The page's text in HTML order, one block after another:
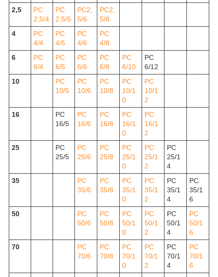
2,5
РС
2,5/4
РС
2,5/5
РС2,
5/6
РС2,
5/8
4
РС
4/4
РС
4/5
РС
4/6
РС
4/8
6
РС
6/4
РС
6/5
РС
6/6
РС
6/8
РС
6/10
РС
6/12
10
РС
10/5
РС
10/6
РС
10/8
РС
10/1
0
РС
10/1
2
16
РС
16/5
РС
16/6
РС
16/8
РС
16/1
0
РС
16/1
2
25
РС
25/5
РС
25/6
РС
25/8
РС
25/1
0
РС
25/1
2
РС
25/1
4
35
РС
35/6
РС
35/8
РС
35/1
0
РС
35/1
2
РС
35/1
4
РС
35/1
6
50
РС
50/6
РС
50/8
РС
50/1
0
РС
50/1
2
РС
50/1
4
РС
50/1
6
70
РС
70/6
РС
70/8
РС
70/1
0
РС
70/1
2
РС
70/1
4
РС
70/1
6